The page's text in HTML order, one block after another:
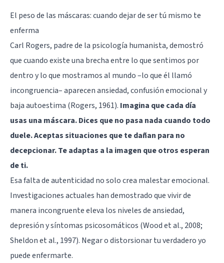
El peso de las máscaras: cuando dejar de ser tú mismo te
enferma
Carl Rogers, padre de la psicología humanista, demostró
que cuando existe una brecha entre lo que sentimos por
dentro y lo que mostramos al mundo –lo que él llamó
incongruencia– aparecen ansiedad, confusión emocional y
baja autoestima (Rogers, 1961). Imagina que cada día
usas una máscara. Dices que no pasa nada cuando todo
duele. Aceptas situaciones que te dañan para no
decepcionar. Te adaptas a la imagen que otros esperan
de ti.
Esa falta de autenticidad no solo crea malestar emocional.
Investigaciones actuales han demostrado que vivir de
manera incongruente eleva los niveles de ansiedad,
depresión y síntomas psicosomáticos (Wood et al., 2008;
Sheldon et al., 1997). Negar o distorsionar tu verdadero yo
puede enfermarte.